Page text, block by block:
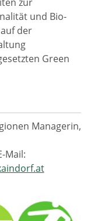
und Bio-
der
Green
Managerin,
Mail: